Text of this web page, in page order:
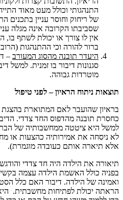
התנהגותי וכולל מעט מאוד
של ריחוק וחוסר עניין בתכנים
שסביבתו הקרובה אינה מגלה
אין לו צורך או יכולת לשתף בו,
ברור להורה וכי ההתנהגות
היעדר תובנה מהסוג המעורב –
סגנונות דיבור בו זמנית. למשל
מוטרדות גבוהה.
תוצאות ניתוח הראיון – לפני טיפול
בראיון שהועבר לאם המתוארת בהצגת
כחסרת תובנה מהדפוס החד צדדי.
למשל היא ציטטה ממחשבותיה של הבת
לא ניסחה את אמירותיה כהצעות או
אלא תיארה אותם כעובדה מוגמרת).
תיאורה את הילדה היה חד צדדי
בפניה כולל האשמת הילדה עצמה
ואמינה של הילדה. דיבור האם כלל
הראתה יכולת לפתיחות מחשבתית.